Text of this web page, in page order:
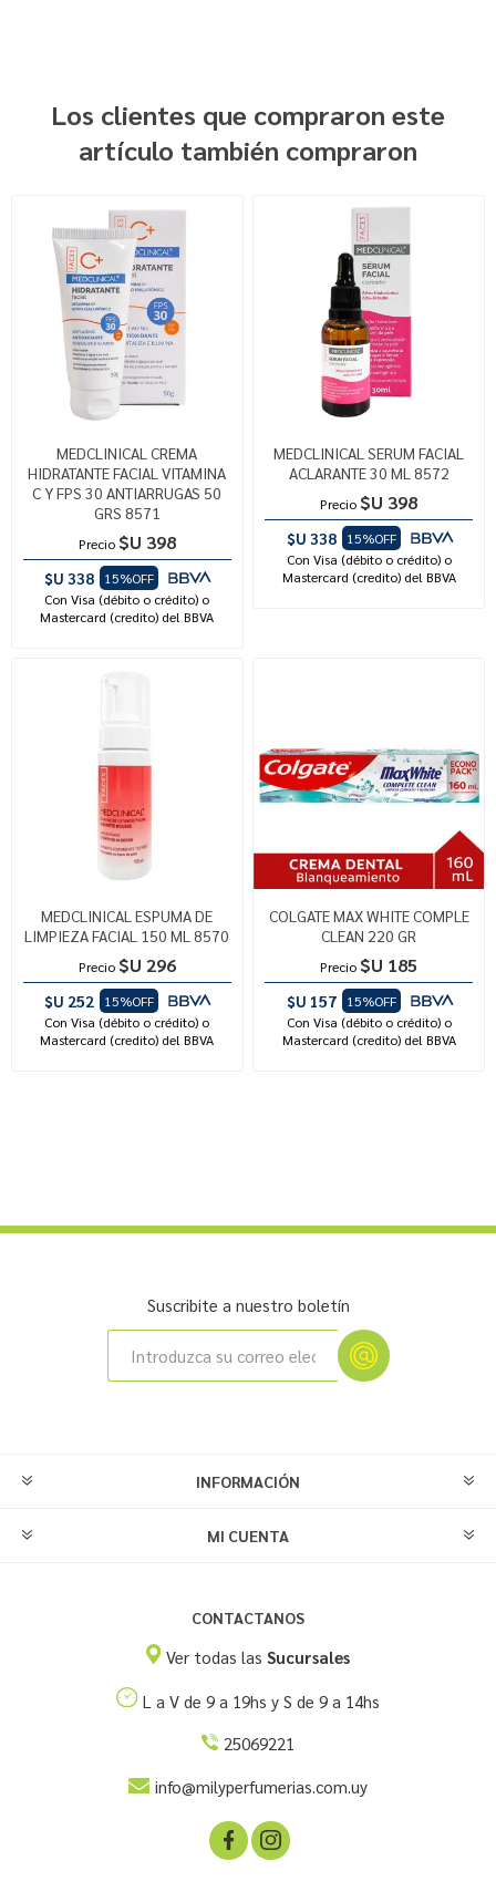
Los clientes que compraron este
artículo también compraron
MEDCLINICAL CREMA
HIDRATANTE FACIAL VITAMINA
C Y FPS 30 ANTIARRUGAS 50
GRS 8571
Precio $U 398
$U 338
15%OFF
Con Visa (débito o crédito) o
Mastercard (credito) del BBVA
MEDCLINICAL SERUM FACIAL
ACLARANTE 30 ML 8572
Precio $U 398
$U 338
15%OFF
Con Visa (débito o crédito) o
Mastercard (credito) del BBVA
MEDCLINICAL ESPUMA DE
LIMPIEZA FACIAL 150 ML 8570
Precio $U 296
$U 252
15%OFF
Con Visa (débito o crédito) o
Mastercard (credito) del BBVA
COLGATE MAX WHITE COMPLE
CLEAN 220 GR
Precio $U 185
$U 157
15%OFF
Con Visa (débito o crédito) o
Mastercard (credito) del BBVA
Suscribite a nuestro boletín
INFORMACIÓN
MI CUENTA
CONTACTANOS
Ver todas las Sucursales
L a V de 9 a 19hs y S de 9 a 14hs
25069221
info@milyperfumerias.com.uy